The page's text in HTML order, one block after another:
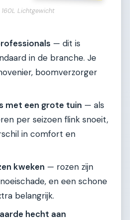
Lichtgewicht
— dit is
in de branche. Je
boomverzorger
met een grote tuin — als
per seizoen flink snoeit,
in comfort en
kweken — rozen zijn
en een schone
belangrijk.
hecht aan